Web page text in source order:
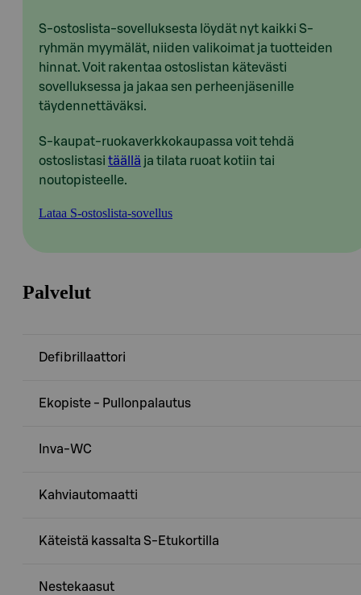
S-ostoslista-sovelluksesta löydät nyt kaikki S-
ryhmän myymälät, niiden valikoimat ja tuotteiden
hinnat. Voit rakentaa ostoslistan kätevästi
sovelluksessa ja jakaa sen perheenjäsenille
täydennettäväksi.
S-kaupat-ruokaverkkokaupassa voit tehdä
ostoslistasi täällä ja tilata ruoat kotiin tai
noutopisteelle.
Lataa S-ostoslista-sovellus
Palvelut
Defibrillaattori
Ekopiste - Pullonpalautus
Inva-WC
Kahviautomaatti
Käteistä kassalta S-Etukortilla
Nestekaasut